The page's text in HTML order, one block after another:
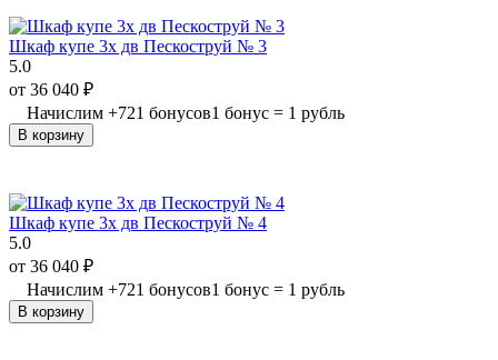
Шкаф купе 3х дв Пескоструй № 3
5.0
от 36 040 ₽
Начислим +721 бонусов1 бонус = 1 рубль
В корзину
Шкаф купе 3х дв Пескоструй № 4
5.0
от 36 040 ₽
Начислим +721 бонусов1 бонус = 1 рубль
В корзину